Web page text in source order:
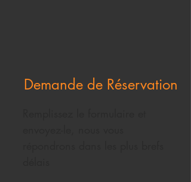
Demande de Réservation